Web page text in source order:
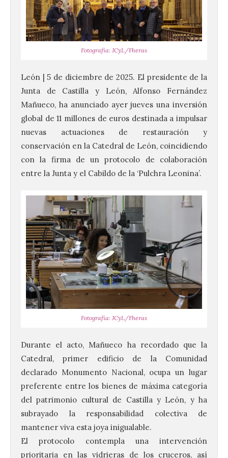
Fotografía: JCyL/Fheras
León | 5 de diciembre de 2025. El presidente de la
Junta de Castilla y León, Alfonso Fernández
Mañueco, ha anunciado ayer jueves una inversión
global de 11 millones de euros destinada a impulsar
nuevas actuaciones de restauración y
conservación en la Catedral de León, coincidiendo
con la firma de un protocolo de colaboración
entre la Junta y el Cabildo de la ‘Pulchra Leonina’.
Fotografía: JCyL/Fheras
Durante el acto, Mañueco ha recordado que la
Catedral, primer edificio de la Comunidad
declarado Monumento Nacional, ocupa un lugar
preferente entre los bienes de máxima categoría
del patrimonio cultural de Castilla y León, y ha
subrayado la responsabilidad colectiva de
mantener viva esta joya inigualable.
El protocolo contempla una intervención
prioritaria en las vidrieras de los cruceros, así